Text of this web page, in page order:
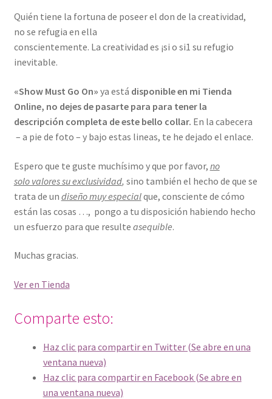
Quién tiene la fortuna de poseer el don de la creatividad,
no se refugia en ella
conscientemente. La creatividad es ¡si o si1 su refugio
inevitable.
«Show Must Go On» ya está disponible en mi Tienda
Online, no dejes de pasarte para para tener la
descripción completa de este bello collar. En la cabecera
– a pie de foto – y bajo estas lineas, te he dejado el enlace.
Espero que te guste muchísimo y que por favor, no
solo valores su exclusividad, sino también el hecho de que se
trata de un diseño muy especialque, consciente de cómo
están las cosas …, pongo a tu disposición habiendo hecho
un esfuerzo para que resulte asequible.
Muchas gracias.
Ver en Tienda
Comparte esto:
Haz clic para compartir en Twitter (Se abre en una
ventana nueva)
Haz clic para compartir en Facebook (Se abre en
una ventana nueva)